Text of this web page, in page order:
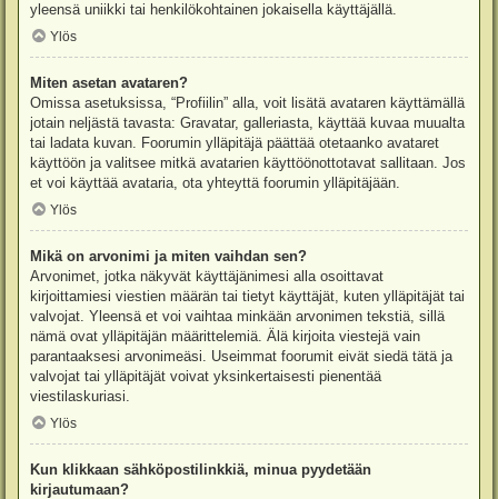
yleensä uniikki tai henkilökohtainen jokaisella käyttäjällä.
Ylös
Miten asetan avataren?
Omissa asetuksissa, “Profiilin” alla, voit lisätä avataren käyttämällä
jotain neljästä tavasta: Gravatar, galleriasta, käyttää kuvaa muualta
tai ladata kuvan. Foorumin ylläpitäjä päättää otetaanko avataret
käyttöön ja valitsee mitkä avatarien käyttöönottotavat sallitaan. Jos
et voi käyttää avataria, ota yhteyttä foorumin ylläpitäjään.
Ylös
Mikä on arvonimi ja miten vaihdan sen?
Arvonimet, jotka näkyvät käyttäjänimesi alla osoittavat
kirjoittamiesi viestien määrän tai tietyt käyttäjät, kuten ylläpitäjät tai
valvojat. Yleensä et voi vaihtaa minkään arvonimen tekstiä, sillä
nämä ovat ylläpitäjän määrittelemiä. Älä kirjoita viestejä vain
parantaaksesi arvonimeäsi. Useimmat foorumit eivät siedä tätä ja
valvojat tai ylläpitäjät voivat yksinkertaisesti pienentää
viestilaskuriasi.
Ylös
Kun klikkaan sähköpostilinkkiä, minua pyydetään
kirjautumaan?